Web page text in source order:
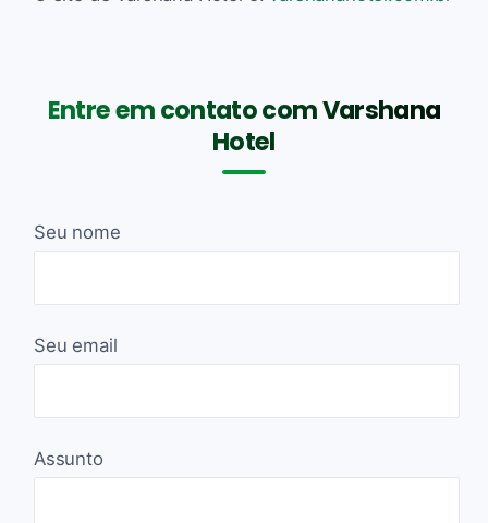
Entre em contato com Varshana
Hotel
Seu nome
Seu email
Assunto